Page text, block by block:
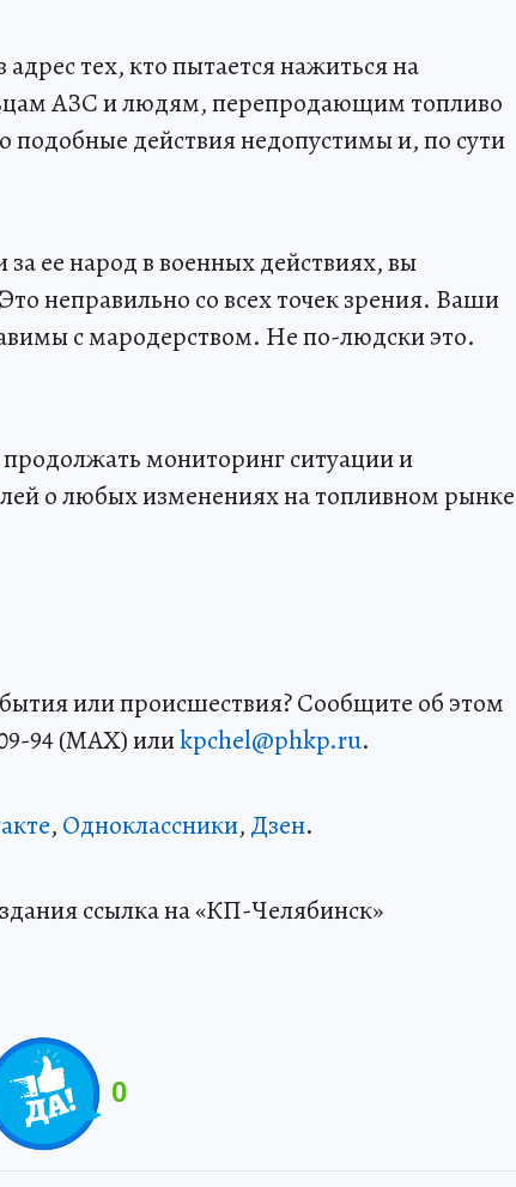
тех, кто пытается нажиться на
АЗС и людям, перепродающим топливо
действия недопустимы и, по сути
ее народ в военных действиях, вы
неправильно со всех точек зрения. Ваши
с мародерством. Не по-людски это.
мониторинг ситуации и
о любых изменениях на топливном рынке
или происшествия? Сообщите об этом
94 (MAX) илиkpchel@phkp.ru.
, Одноклассники, Дзен.
ссылка на «КП-Челябинск»
0